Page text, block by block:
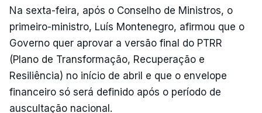
Na sexta-feira, após o Conselho de Ministros, o
primeiro-ministro, Luís Montenegro, afirmou que o
Governo quer aprovar a versão final do PTRR
(Plano de Transformação, Recuperação e
Resiliência) no início de abril e que o envelope
financeiro só será definido após o período de
auscultação nacional.